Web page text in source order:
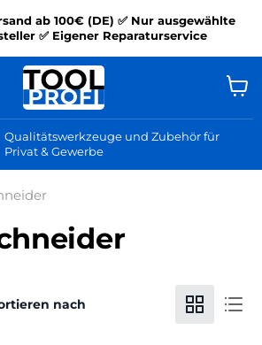
ab 100€ (DE) ✅ Nur ausgewählte
✅ Eigener Reparaturservice
Qualitätswerkzeuge und Zubehör für
Privat & Gewerbe
nach